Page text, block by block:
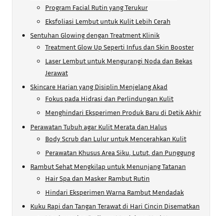
Program Facial Rutin yang Terukur
Eksfoliasi Lembut untuk Kulit Lebih Cerah
Sentuhan Glowing dengan Treatment Klinik
Treatment Glow Up Seperti Infus dan Skin Booster
Laser Lembut untuk Mengurangi Noda dan Bekas
Jerawat
Skincare Harian yang Disiplin Menjelang Akad
Fokus pada Hidrasi dan Perlindungan Kulit
Menghindari Eksperimen Produk Baru di Detik Akhir
Perawatan Tubuh agar Kulit Merata dan Halus
Body Scrub dan Lulur untuk Mencerahkan Kulit
Perawatan Khusus Area Siku, Lutut, dan Punggung
Rambut Sehat Mengkilap untuk Menunjang Tatanan
Hair Spa dan Masker Rambut Rutin
Hindari Eksperimen Warna Rambut Mendadak
Kuku Rapi dan Tangan Terawat di Hari Cincin Disematkan